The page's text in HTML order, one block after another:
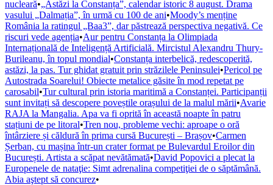
nucleară•„Astăzi la Constanța”, calendar istoric 8 august. Drama
vasului „Dalmația”, în urmă cu 100 de ani•Moody’s menține
România la ratingul „Baa3”, dar păstrează perspectiva negativă. Ce
riscuri vede agenția•Aur pentru Constanța la Olimpiada
Internațională de Inteligență Artificială. Mircistul Alexandru Thury-
Burileanu, în topul mondial•Constanța interbelică, redescoperită,
astăzi, la pas. Tur ghidat gratuit prin străzilele Peninsulei•Pericol pe
Autostrada Soarelui! Obiecte metalice găsite în mod repetat pe
carosabil•Tur cultural prin istoria maritimă a Constanței. Participanții
sunt invitați să descopere poveștile orașului de la malul mării•Avarie
RAJA la Mangalia. Apa va fi oprită în această noapte în patru
stațiuni de pe litoral•Tren nou, probleme vechi: aproape o oră
întârziere și căldură în prima cursă București – Brașov•Carmen
Șerban, cu mașina într-un crater format pe Bulevardul Eroilor din
București. Artista a scăpat nevătămată•David Popovici a plecat la
Europenele de nataţie: Simt adrenalina competiţiei de o săptămână.
Abia aştept să concurez•